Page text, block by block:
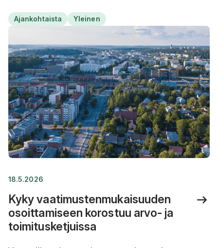
Ajankohtaista Yleinen
18.5.2026
Kyky vaatimustenmukaisuuden
osoittamiseen korostuu arvo- ja
toimitusketjuissa